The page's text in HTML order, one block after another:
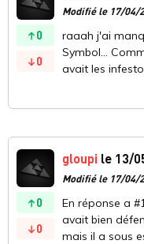
0
0
Modifié le 17/04/
raaah j'ai
Symbol...
avait les
0
0
gloupi le 13/
Modifié le 17/04/
En réponse a
avait bien
mais il a sous